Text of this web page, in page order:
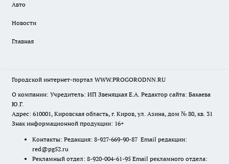
Авто
Новости
Главная
Городской интернет-портал WWW.PROGORODNN.RU
О компании: Учредитель: ИП Звеняцкая Е.А. Редактор сайта: Бакаева
Ю.Г.
Адрес: 610001, Кировская область, г. Киров, ул. Азина, дом № 80, кв. 31
Знак информационной продукции: 16+
Контакты: Редакция: 8-927-669-90-87 Email редакции:
red@pg52.ru
Рекламный отдел: 8-920-004-61-95 Email рекламного отдела: